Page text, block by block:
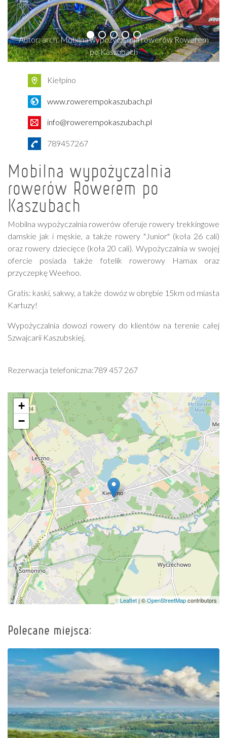
Autor: arch. Mobilna wypożyczalnia rowerów Rowerem
po Kaszubach
Kiełpino
www.rowerempokaszubach.pl
info@rowerempokaszubach.pl
789457267
Mobilna wypożyczalnia
rowerów Rowerem po
Kaszubach
Mobilna wypożyczalnia rowerów oferuje rowery trekkingowe
damskie jak i męskie, a także rowery "Junior" (koła 26 cali)
oraz rowery dziecięce (koła 20 cali). Wypożyczalnia w swojej
ofercie posiada także fotelik rowerowy Hamax oraz
przyczepkę Weehoo.
Gratis: kaski, sakwy, a także dowóz w obrębie 15km od miasta
Kartuzy!
Wypożyczalnia dowozi rowery do klientów na terenie całej
Szwajcarii Kaszubskiej.
Rezerwacja telefoniczna:789 457 267
+
−
Leaflet| ©OpenStreetMapcontributors
Polecane miejsca: